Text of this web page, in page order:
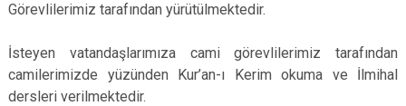
Görevlilerimiz tarafından yürütülmektedir.
İsteyen vatandaşlarımıza cami görevlilerimiz tarafından
camilerimizde yüzünden Kur’an-ı Kerim okuma ve İlmihal
dersleri verilmektedir.